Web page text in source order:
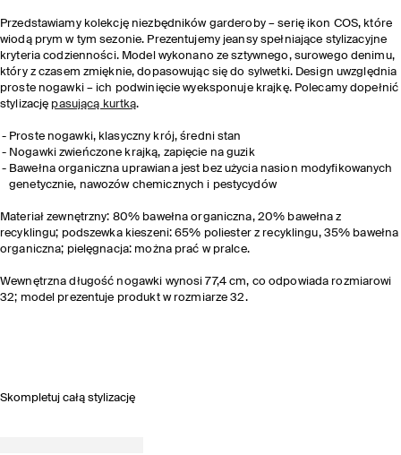
Przedstawiamy kolekcję niezbędników garderoby – serię ikon COS, które
wiodą prym w tym sezonie. Prezentujemy jeansy spełniające stylizacyjne
kryteria codzienności. Model wykonano ze sztywnego, surowego denimu,
który z czasem zmięknie, dopasowując się do sylwetki. Design uwzględnia
proste nogawki – ich podwinięcie wyeksponuje krajkę. Polecamy dopełnić
stylizację pasującą kurtką.
Proste nogawki, klasyczny krój, średni stan
Nogawki zwieńczone krajką, zapięcie na guzik
Bawełna organiczna uprawiana jest bez użycia nasion modyfikowanych
genetycznie, nawozów chemicznych i pestycydów
Materiał zewnętrzny: 80% bawełna organiczna, 20% bawełna z
recyklingu; podszewka kieszeni: 65% poliester z recyklingu, 35% bawełna
organiczna; pielęgnacja: można prać w pralce.
Wewnętrzna długość nogawki wynosi 77,4 cm, co odpowiada rozmiarowi
32; model prezentuje produkt w rozmiarze 32.
Skompletuj całą stylizację